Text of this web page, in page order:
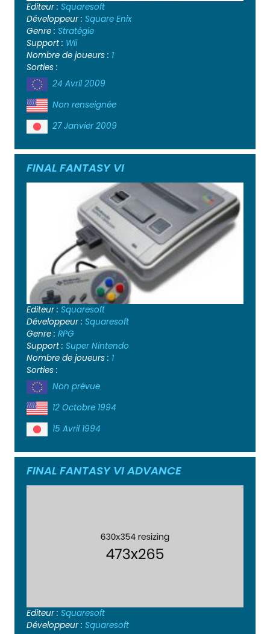
Editeur : Squaresoft
Développeur : Square Enix
Genre : Stratégie
Support : Wii
Nombre de joueurs : 1
Sorties :
24 Avril 2009
Non renseignée
27 Janvier 2009
FINAL FANTASY VI
Editeur : Squaresoft
Développeur : Squaresoft
Genre : RPG
Support : Super Nintendo
Nombre de joueurs : 1
Sorties :
Non prévue
12 Octobre 1994
15 Avril 1994
FINAL FANTASY VI ADVANCE
Editeur : Squaresoft
Développeur : Squaresoft